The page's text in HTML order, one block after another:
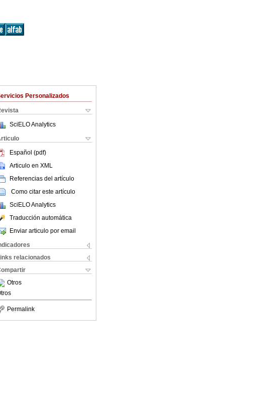
Personalizados
SciELO Analytics
Español (pdf)
Articulo en XML
Referencias del artículo
Como citar este artículo
SciELO Analytics
Traducción automática
Enviar articulo por email
relacionados
Otros
Permalink